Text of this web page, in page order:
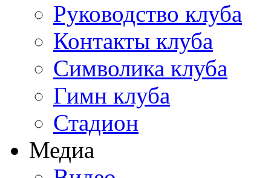
Руководство клуба
Контакты клуба
Символика клуба
Гимн клуба
Стадион
Медиа